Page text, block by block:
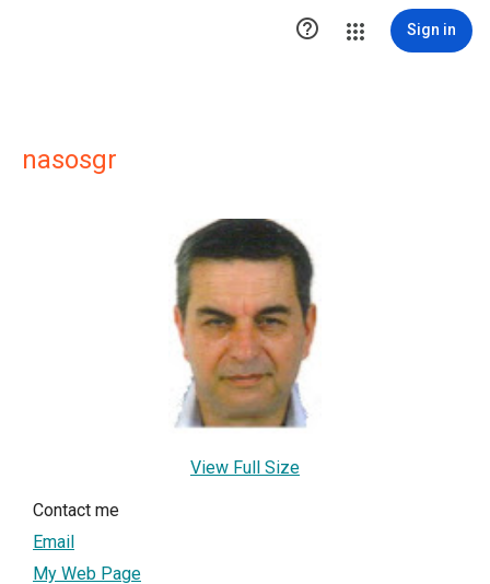
 Sign in
nasosgr
View Full Size
Contact me
Email
My Web Page